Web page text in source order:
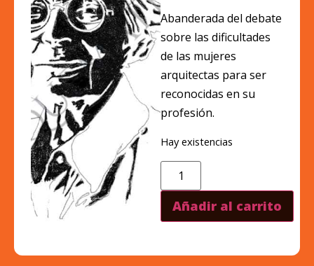
Abanderada del debate
sobre las dificultades
de las mujeres
arquitectas para ser
reconocidas en su
profesión.
Hay existencias
Añadir al carrito